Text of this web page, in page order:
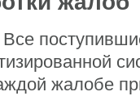
жалобе